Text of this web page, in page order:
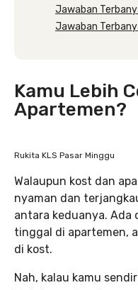
Jawaban
Jawaban
Kamu Lebih
Apartemen?
Rukita KLS Pasar Minggu
Walaupun kost dan
nyaman dan
antara keduanya. Ada
tinggal di apartemen,
di kost.
Nah, kalau kamu